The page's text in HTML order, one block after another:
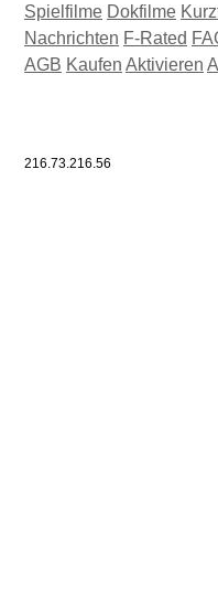
Spielfilme Dokfilme
Nachrichten F-Rated
AGB Kaufen Aktivieren
216.73.216.56